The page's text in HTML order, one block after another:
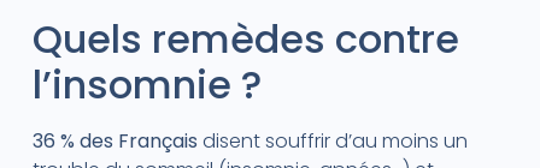
Quels remèdes contre
l’insomnie ?
36 % des Français disent souffrir d’au moins un